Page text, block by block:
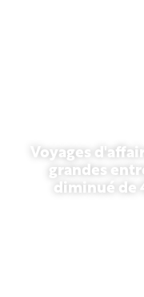
Voyages
grandes
diminué de